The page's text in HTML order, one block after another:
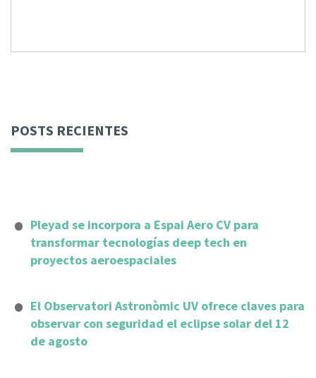
POSTS RECIENTES
Pleyad se incorpora a Espai Aero CV para
transformar tecnologías deep tech en
proyectos aeroespaciales
El Observatori Astronòmic UV ofrece claves para
observar con seguridad el eclipse solar del 12
de agosto